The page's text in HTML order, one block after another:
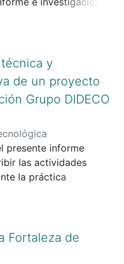
los conocimientos
un mejor desarrollo
d
y
de un proyecto
Grupo DIDECO
UNITEC )Gisselle
;Suany Beatriz
presente informe
las actividades
la práctica
ala culminación
periodo de 10 semanas
de Diseño,
Fortaleza de